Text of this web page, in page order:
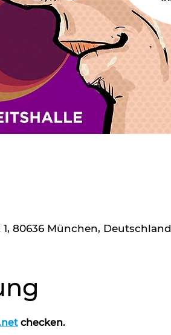
80636 München, Deutschland
checken.